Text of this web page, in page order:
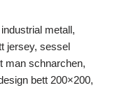
metall,
jersey, sessel
man schnarchen,
bett 200×200,